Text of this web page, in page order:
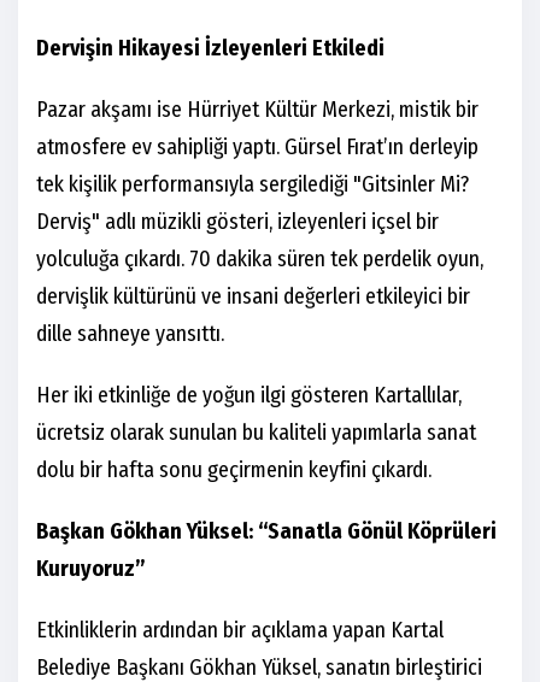
Dervişin Hikayesi İzleyenleri Etkiledi
Pazar akşamı ise Hürriyet Kültür Merkezi, mistik bir
atmosfere ev sahipliği yaptı. Gürsel Fırat’ın derleyip
tek kişilik performansıyla sergilediği "Gitsinler Mi?
Derviş" adlı müzikli gösteri, izleyenleri içsel bir
yolculuğa çıkardı. 70 dakika süren tek perdelik oyun,
dervişlik kültürünü ve insani değerleri etkileyici bir
dille sahneye yansıttı.
Her iki etkinliğe de yoğun ilgi gösteren Kartallılar,
ücretsiz olarak sunulan bu kaliteli yapımlarla sanat
dolu bir hafta sonu geçirmenin keyfini çıkardı.
Başkan Gökhan Yüksel: “Sanatla Gönül Köprüleri
Kuruyoruz”
Etkinliklerin ardından bir açıklama yapan Kartal
Belediye Başkanı Gökhan Yüksel, sanatın birleştirici